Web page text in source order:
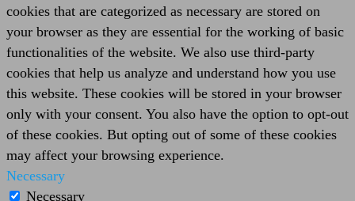
cookies that are categorized as necessary are stored on
your browser as they are essential for the working of basic
functionalities of the website. We also use third-party
cookies that help us analyze and understand how you use
this website. These cookies will be stored in your browser
only with your consent. You also have the option to opt-out
of these cookies. But opting out of some of these cookies
may affect your browsing experience.
Necessary
Necessary